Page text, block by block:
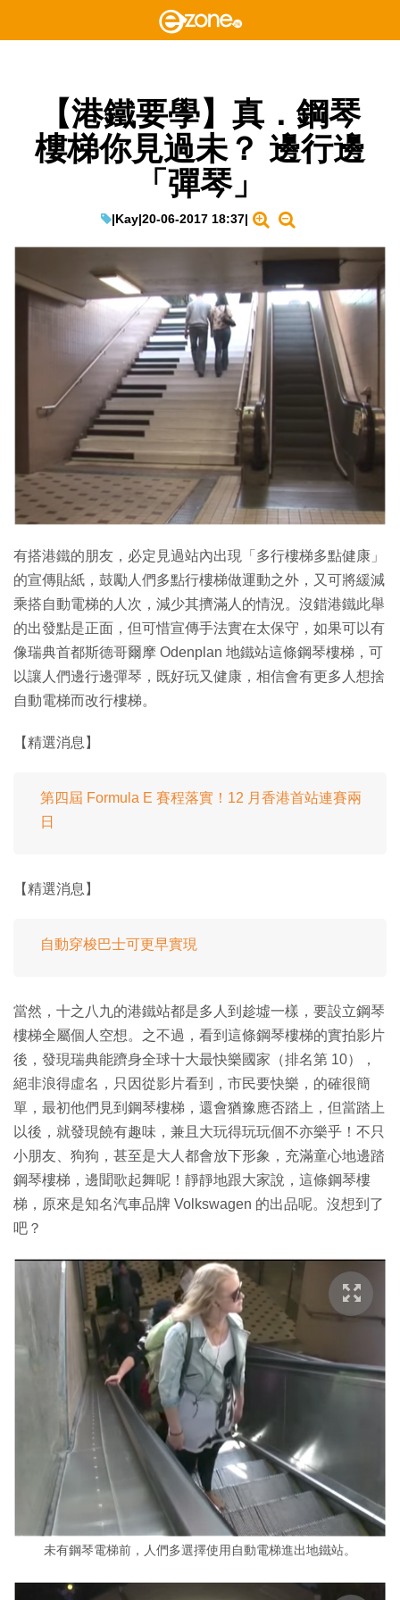
【港鐵要學】真．鋼琴
樓梯你見過未？ 邊行邊
「彈琴」
|Kay|20-06-2017 18:37|
有搭港鐵的朋友，必定見過站內出現「多行樓梯多點健康」
的宣傳貼紙，鼓勵人們多點行樓梯做運動之外，又可將緩減
乘搭自動電梯的人次，減少其擠滿人的情況。沒錯港鐵此舉
的出發點是正面，但可惜宣傳手法實在太保守，如果可以有
像瑞典首都斯德哥爾摩 Odenplan 地鐵站這條鋼琴樓梯，可
以讓人們邊行邊彈琴，既好玩又健康，相信會有更多人想捨
自動電梯而改行樓梯。
【精選消息】
第四屆 Formula E 賽程落實！12 月香港首站連賽兩
日
【精選消息】
自動穿梭巴士可更早實現
當然，十之八九的港鐵站都是多人到趁墟一樣，要設立鋼琴
樓梯全屬個人空想。之不過，看到這條鋼琴樓梯的實拍影片
後，發現瑞典能躋身全球十大最快樂國家（排名第 10），
絕非浪得虛名，只因從影片看到，市民要快樂，的確很簡
單，最初他們見到鋼琴樓梯，還會猶豫應否踏上，但當踏上
以後，就發現饒有趣味，兼且大玩得玩玩個不亦樂乎！不只
小朋友、狗狗，甚至是大人都會放下形象，充滿童心地邊踏
鋼琴樓梯，邊聞歌起舞呢！靜靜地跟大家說，這條鋼琴樓
梯，原來是知名汽車品牌 Volkswagen 的出品呢。沒想到了
吧？
未有鋼琴電梯前，人們多選擇使用自動電梯進出地鐵站。